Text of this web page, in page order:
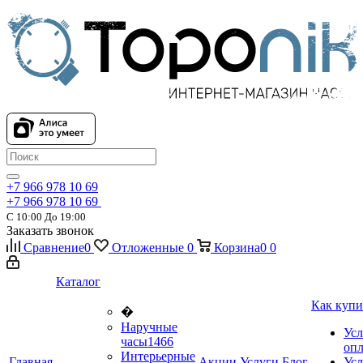
+7 966 978 10 69
+7 966 978 10 69
С 10:00 До 19:00
Заказать звонок
Сравнение0 Отложенные 0 Корзина0 0
Каталог
�
Наручные
часы1466
Интерьерные
Как